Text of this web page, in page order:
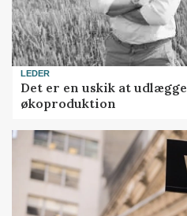
LEDER
Det er en uskik at
økoproduktion